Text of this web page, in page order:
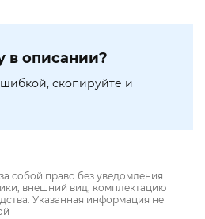
описании?
скопируйте и
собой право без уведомления
внешний вид, комплектацию
Указанная информация не